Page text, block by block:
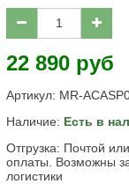
22 890 руб
Артикул: MR-
Наличие: Есть в
Отгрузка: Почтой
оплаты. Возможны
логистики